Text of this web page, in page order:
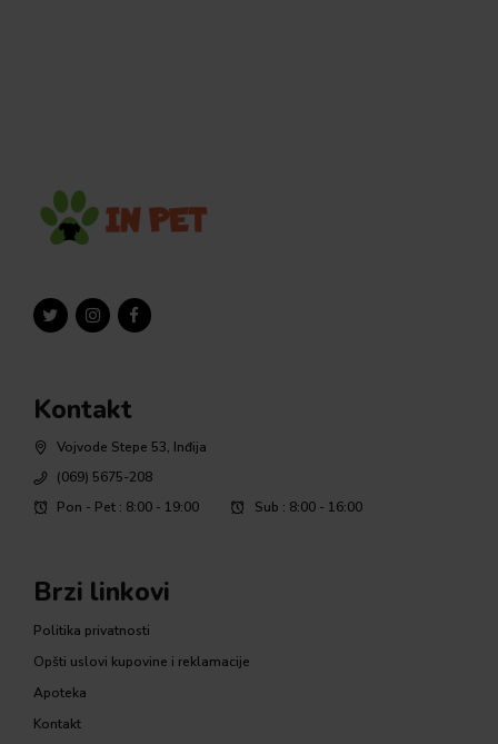
Kontakt
Vojvode Stepe 53, Inđija
(069) 5675-208
Pon - Pet : 8:00 - 19:00
Sub : 8:00 - 16:00
Brzi linkovi
Politika privatnosti
Opšti uslovi kupovine i reklamacije
Apoteka
Kontakt